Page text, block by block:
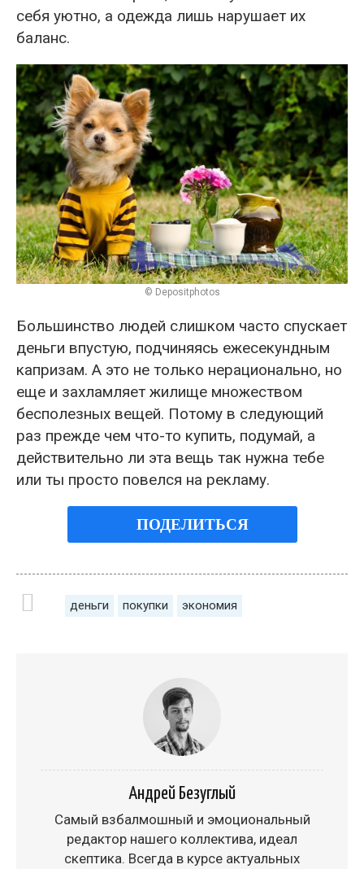
себя уютно, а одежда лишь нарушает их
баланс.
© Depositphotos
Большинство людей слишком часто спускает
деньги впустую, подчиняясь ежесекундным
капризам. А это не только нерационально, но
еще и захламляет жилище множеством
бесполезных вещей. Потому в следующий
раз прежде чем что-то купить, подумай, а
действительно ли эта вещь так нужна тебе
или ты просто повелся на рекламу.
ПОДЕЛИТЬСЯ
деньги покупки экономия
Андрей Безуглый
Самый взбалмошный и эмоциональный
редактор нашего коллектива, идеал
скептика. Всегда в курсе актуальных